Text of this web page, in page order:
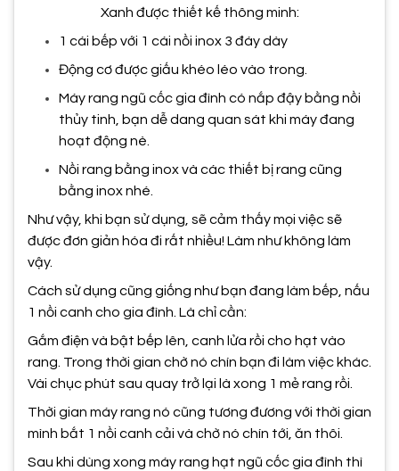
Xanh được thiết kế thông minh:
1 cái bếp với 1 cái nồi inox 3 đáy dày
Động cơ được giấu khéo léo vào trong.
Máy rang ngũ cốc gia đình có nắp đậy bằng nồi
thủy tinh, bạn dễ dang quan sát khi máy đang
hoạt động nè.
Nồi rang bằng inox và các thiết bị rang cũng
bằng inox nhé.
Như vậy, khi bạn sử dụng, sẽ cảm thấy mọi việc sẽ
được đơn giản hóa đi rất nhiều! Làm như không làm
vậy.
Cách sử dụng cũng giống như bạn đang làm bếp, nấu
1 nồi canh cho gia đình. Là chỉ cần:
Gắm điện và bật bếp lên, canh lửa rồi cho hạt vào
rang. Trong thời gian chờ nó chín bạn đi làm việc khác.
Vài chục phút sau quay trở lại là xong 1 mẻ rang rồi.
Thời gian máy rang nó cũng tương đương với thời gian
mình bắt 1 nồi canh cải và chờ nó chín tới, ăn thôi.
Sau khi dùng xong máy rang hạt ngũ cốc gia đình thì